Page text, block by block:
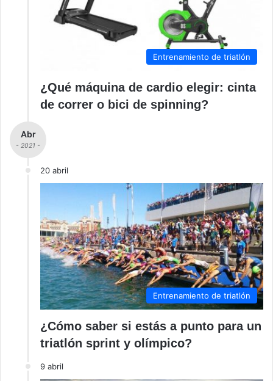
Entrenamiento de triatlón
¿Qué máquina de cardio elegir: cinta
de correr o bici de spinning?
Abr
- 2021 -
20 abril
Entrenamiento de triatlón
¿Cómo saber si estás a punto para un
triatlón sprint y olímpico?
9 abril